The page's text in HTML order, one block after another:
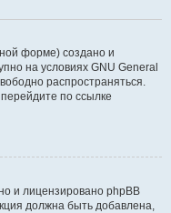
форме) создано и
на условиях GNU General
распространяться.
по ссылке
и лицензировано phpBB
должна быть добавлена,